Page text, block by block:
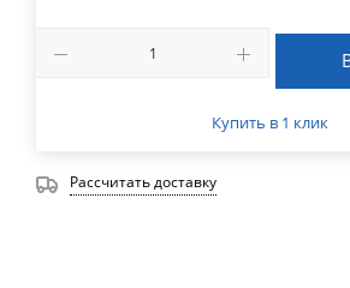
Купить в 1 клик
Рассчитать доставку